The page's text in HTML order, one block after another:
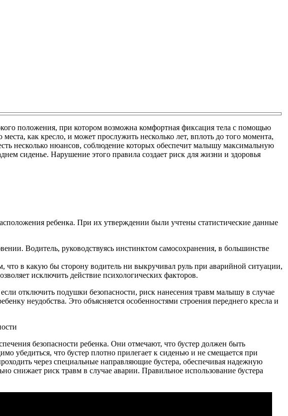
положения, при котором возможна комфортная фиксация тела с помощью
как кресло, и может прослужить несколько лет, вплоть до того момента,
несколько нюансов, соблюдение которых обеспечит малышу максимальную
сиденье. Нарушение этого правила создает риск для жизни и здоровья
ребенка. При их утверждении были учтены статистические данные
Водитель, руководствуясь инстинктом самосохранения, в большинстве
что в какую бы сторону водитель ни выкручивал руль при аварийной ситуации,
исключить действие психологических факторов.
отключить подушки безопасности, риск нанесения травм малышу в случае
неудобства. Это объясняется особенностями строения переднего кресла и
безопасности ребенка. Они отмечают, что бустер должен быть
убедиться, что бустер плотно прилегает к сиденью и не смещается при
через специальные направляющие бустера, обеспечивая надежную
снижает риск травм в случае аварии. Правильное использование бустера